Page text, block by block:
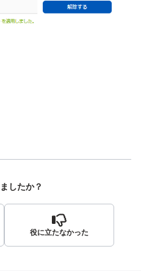
したか？
役に立たなかった